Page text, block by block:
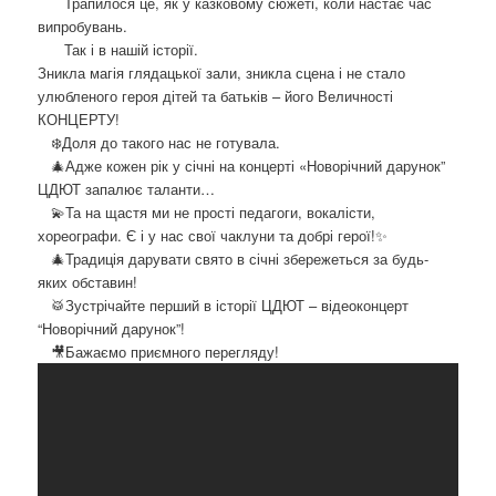
о
п
и
а
х
випробувань.
Так і в нашій історії.
Зникла магія глядацької зали, зникла сцена і не стало
улюбленого героя дітей та батьків – його Величності
КОНЦЕРТУ!
❄️Доля до такого нас не готувала.
🎄Адже кожен рік у січні на концерті «Новорічний дарунок”
ЦДЮТ запалює таланти…
💫Та на щастя ми не прості педагоги, вокалісти,
хореографи. Є і у нас свої чаклуни та добрі герої!✨
🎄Традиція дарувати свято в січні збережеться за будь-
яких обставин!
🥁Зустрічайте перший в історії ЦДЮТ – відеоконцерт
“Новорічний дарунок”!
🎥Бажаємо приємного перегляду!